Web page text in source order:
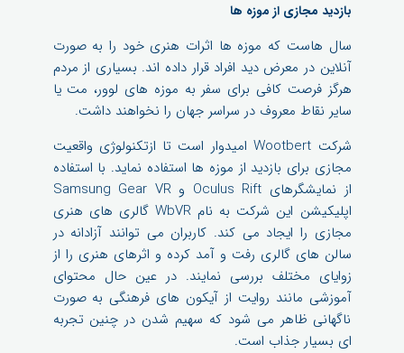
بازدید مجازی از موزه ها
سال هاست که موزه ها اثرات هنری خود را به صورت
آنلاین در معرض دید افراد قرار داده اند. بسیاری از مردم
هرگز فرصت کافی برای سفر به موزه های لوور، مت یا
سایر نقاط معروف در سراسر جهان را نخواهند داشت.
شرکت Wootbert امیدوار است تا ازتکنولوژی واقعیت
مجازی برای بازدید از موزه ها استفاده نماید. با استفاده
از نمایشگرهای Oculus Rift و Samsung Gear VR
اپلیکیشن این شرکت به نام WbVR گالری های هنری
مجازی را ایجاد می کند. کاربران می توانند آزادانه در
سالن های گالری رفت و آمد کرده و اثرهای هنری را از
زوایای مختلف بررسی نمایند. در عین حال محتوای
آموزشی مانند روایت از آیکون های فرهنگی به صورت
ناگهانی ظاهر می شود که سهیم شدن در چنین تجربه
ای بسیار جذاب است.